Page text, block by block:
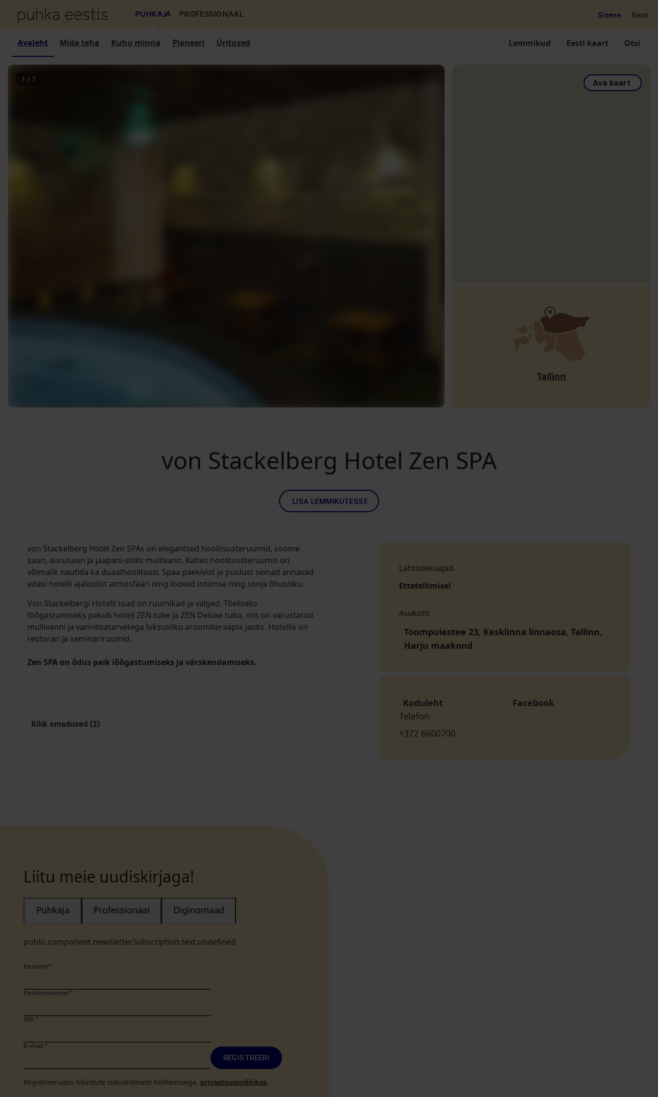
PUHKAJA PROFESSIONAAL Sisene Eesti
Avaleht Mida teha Kuhu minna Planeeri Üritused Lemmikud Eesti kaart Otsi
1 / 7 Ava kaart
Tallinn
von Stackelberg Hotel Zen SPA
LISA LEMMIKUTESSE
von Stackelberg Hotel Zen SPAs on elegantsed hoolitsusteruumid, soome
saun, aurusaun ja jaapani-stiilis mullivann. Kahes hoolitsusteruumis on
võimalik nautida ka duaalhoolitsusi. Spaa paekivist ja puidust seinad annavad
edasi hotelli ajaloolist atmosfääri ning loovad intiimse ning sooja õhustiku.
Von Stackelbergi Hotelli toad on ruumikad ja valged. Tõeliseks
lõõgastumiseks pakub hotell ZEN tube ja ZEN Deluxe tuba, mis on varustatud
mullivanni ja vannitoatarvetega luksusliku aroomiteraapia jaoks. Hotellis on
restoran ja seminariruumid.
Zen SPA on õdus paik lõõgastumiseks ja värskendamiseks.
Kõik omadused (2)
Lahtiolekuajad
Ettetellimisel
Asukoht
Toompuiestee 23, Kesklinna linnaosa, Tallinn,
Harju maakond
Koduleht
Facebook
Telefon
+372 6600700
Liitu meie uudiskirjaga!
public.component.newsletterSubscription.text.undefined
Puhkaja Professionaal Diginomaad
Eesnimi *
Perekonnanimi *
Riik *
E-mail *
REGISTREERI
Registreerudes nõustute isikuandmete töötlemisega. privaatsuspoliitikas.